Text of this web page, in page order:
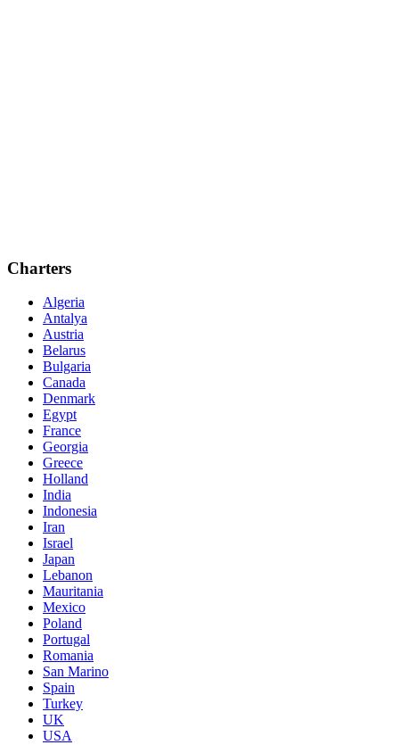
Charters
Algeria
Antalya
Austria
Belarus
Bulgaria
Canada
Denmark
Egypt
France
Georgia
Greece
Holland
India
Indonesia
Iran
Israel
Japan
Lebanon
Mauritania
Mexico
Poland
Portugal
Romania
San Marino
Spain
Turkey
UK
USA